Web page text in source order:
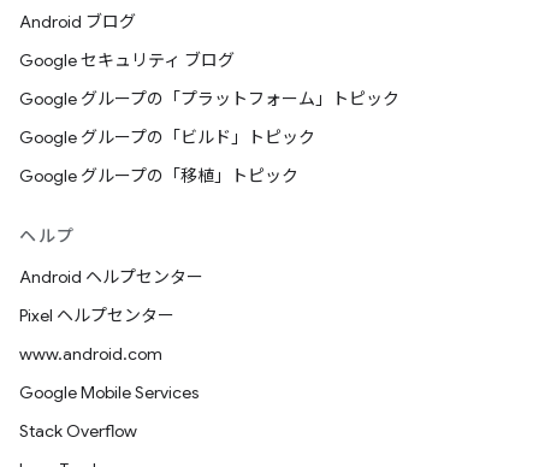
Android ブログ
Google セキュリティ ブログ
Google グループの「プラットフォーム」トピック
Google グループの「ビルド」トピック
Google グループの「移植」トピック
ヘルプ
Android ヘルプセンター
Pixel ヘルプセンター
www.android.com
Google Mobile Services
Stack Overflow